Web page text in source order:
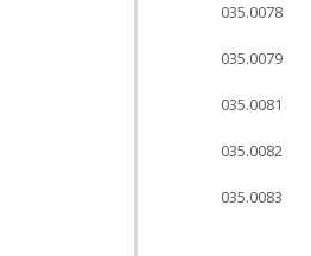
035.0078
035.0079
035.0081
035.0082
035.0083